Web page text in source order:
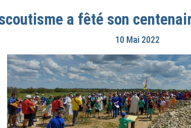
a fêté son
10 Mai 2022